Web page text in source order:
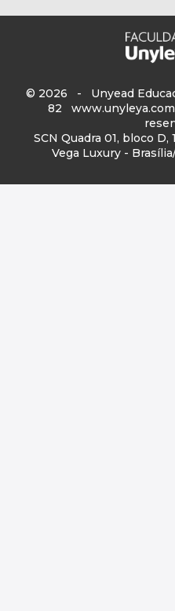
© 2026 - Unyead
82
SCN Quadra 01, bloco D,
Vega Luxury -